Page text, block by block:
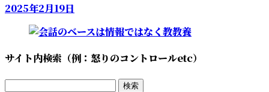
2025年2月19日
サイト内検索（例：怒りのコントロールetc）
検